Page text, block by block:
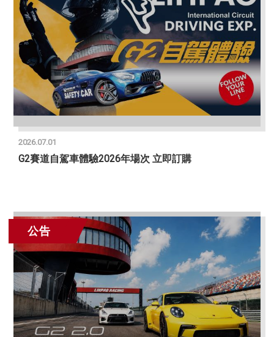
2026.07.01
G2賽道自駕車體驗2026年場次 立即訂購
公告